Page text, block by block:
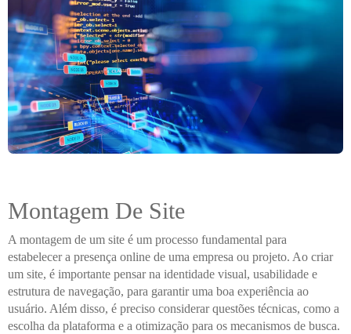
Montagem De Site
A montagem de um site é um processo fundamental para
estabelecer a presença online de uma empresa ou projeto. Ao criar
um site, é importante pensar na identidade visual, usabilidade e
estrutura de navegação, para garantir uma boa experiência ao
usuário. Além disso, é preciso considerar questões técnicas, como a
escolha da plataforma e a otimização para os mecanismos de busca.